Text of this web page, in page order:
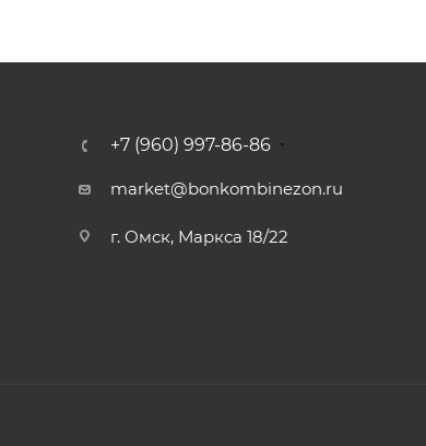
+7 (960) 997-86-86
market@bonkombinezon.ru
г. Омск, Маркса 18/22